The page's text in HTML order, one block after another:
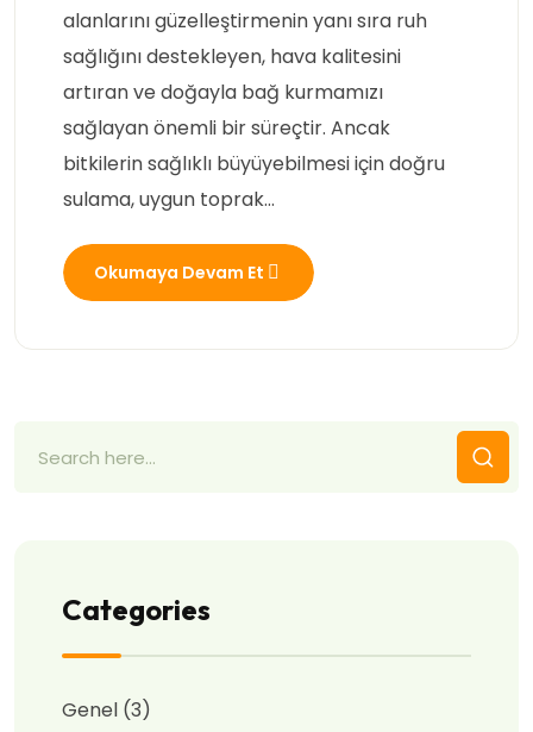
alanlarını güzelleştirmenin yanı sıra ruh
sağlığını destekleyen, hava kalitesini
artıran ve doğayla bağ kurmamızı
sağlayan önemli bir süreçtir. Ancak
bitkilerin sağlıklı büyüyebilmesi için doğru
sulama, uygun toprak…
Okumaya Devam Et
Categories
Genel (3)